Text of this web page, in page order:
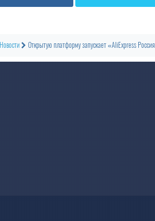
Новости Открытую платформу запускает «AliExpress